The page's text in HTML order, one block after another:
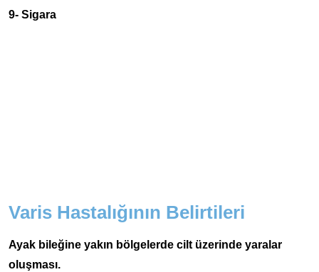
9- Sigara
Varis Hastalığının Belirtileri
Ayak bileğine yakın bölgelerde cilt üzerinde yaralar
oluşması.